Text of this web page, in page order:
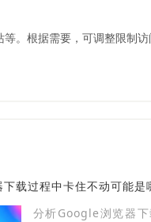
。根据需要，可调整限制
载过程中卡住不动可能是
分析Google浏览器下